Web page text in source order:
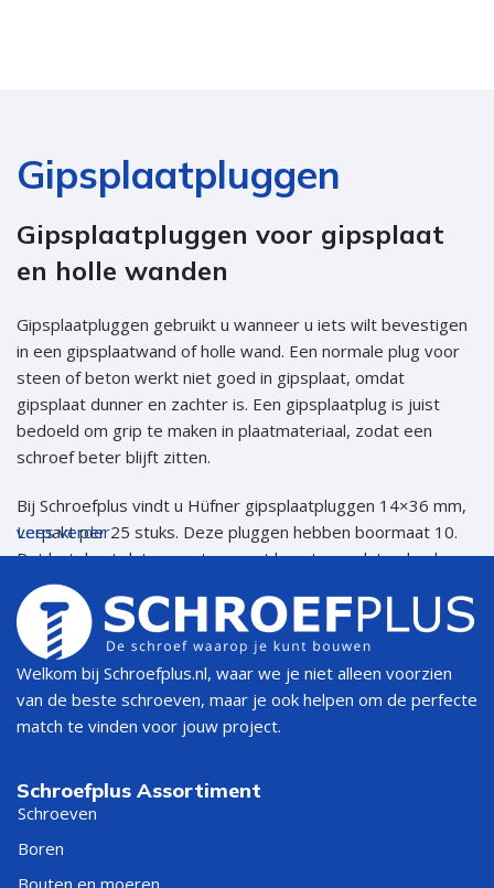
Gipsplaatpluggen
Gipsplaatpluggen voor gipsplaat
en holle wanden
Gipsplaatpluggen gebruikt u wanneer u iets wilt bevestigen
in een gipsplaatwand of holle wand. Een normale plug voor
steen of beton werkt niet goed in gipsplaat, omdat
gipsplaat dunner en zachter is. Een gipsplaatplug is juist
bedoeld om grip te maken in plaatmateriaal, zodat een
schroef beter blijft zitten.
Bij Schroefplus vindt u Hüfner gipsplaatpluggen 14×36 mm,
verpakt per 25 stuks. Deze pluggen hebben boormaat 10.
Dat betekent dat u eerst een gat boort voordat u de plug
plaatst. Daarna draait u de schroef in de plug voor een nette
bevestiging.
Snel de juiste keuze maken
VRAAG ADVIES
Wilt u bevestigen in
gipsplaat?
Gebruik een gipsplaatplug in
Lees verder
Welkom bij Schroefplus.nl, waar we je niet alleen voorzien
van de beste schroeven, maar je ook helpen om de perfecte
match te vinden voor jouw project.
Schroefplus Assortiment
Schroeven
Boren